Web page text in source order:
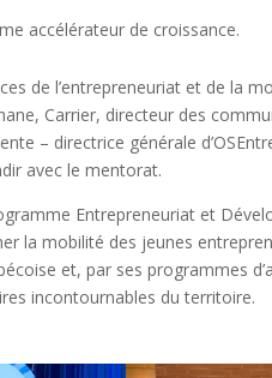
accélérateur de croissance.
de l’entrepreneuriat et de la
Carrier, directeur des
– directrice générale
avec le mentorat.
Entrepreneuriat et
la mobilité des jeunes
et, par ses programmes
incontournables du territoire.